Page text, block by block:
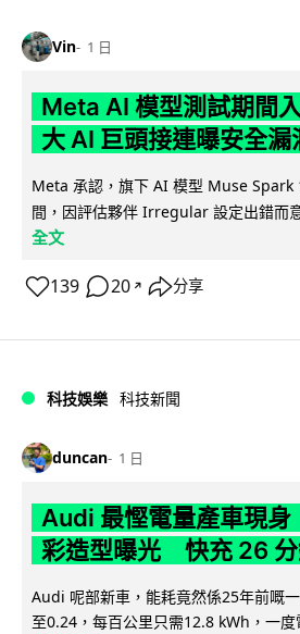
Vin 1 日
Meta AI 模型測試期間
大 AI 巨頭接連曝安全漏
Meta 承認，旗下 AI 模型 Muse Spark
間，因評估夥伴 Irregular 設定出錯而
全文
139 20 ↗ 分享
科技娛樂 科技新聞
duncan 1 日
Audi 最慳電量產車現
彩造型曝光 快充 26 分
Audi 呢部新車，能耗竟然係25年前嘅
至0.24，每百公里只需12.8 kWh，一